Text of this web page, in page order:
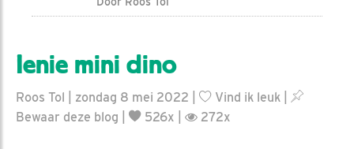
Ienie mini dino
Roos Tol | zondag 8 mei 2022 | Vind ik leuk
Bewaar deze blog
526x | 272x